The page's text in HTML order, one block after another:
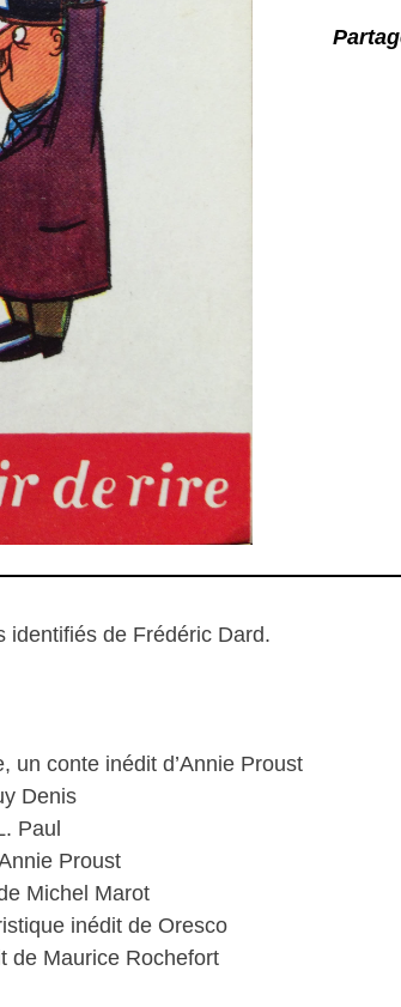
identifiés de Frédéric Dard.
conte inédit d’Annie Proust
Denis
Paul
Proust
Michel Marot
inédit de Oresco
de Maurice Rochefort